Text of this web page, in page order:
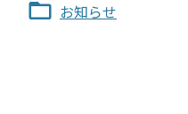
お知らせ